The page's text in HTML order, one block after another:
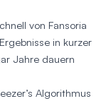
von Fansoria
in kurzer
Jahre dauern
Algorithmus